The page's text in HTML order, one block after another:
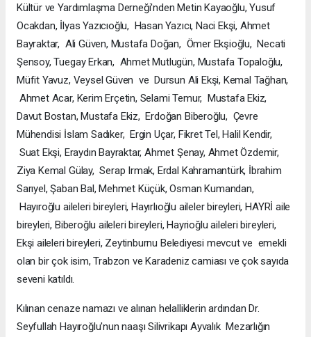
Kültür ve Yardımlaşma Derneği'nden Metin Kayaoğlu, Yusuf
Ocakdan, İlyas Yazıcıoğlu, Hasan Yazıcı, Naci Ekşi, Ahmet
Bayraktar, Ali Güven, Mustafa Doğan, Ömer Ekşioğlu, Necati
Şensoy, Tuegay Erkan, Ahmet Mutlugün, Mustafa Topaloğlu,
Müfit Yavuz, Veysel Güven ve Dursun Ali Ekşi, Kemal Tağhan,
Ahmet Acar, Kerim Erçetin, Selami Temur, Mustafa Ekiz,
Davut Bostan, Mustafa Ekiz, Erdoğan Biberoğlu, Çevre
Mühendisi İslam Sadıker, Ergin Uçar, Fikret Tel, Halil Kendir,
Suat Ekşi, Eraydın Bayraktar, Ahmet Şenay, Ahmet Özdemir,
Ziya Kemal Gülay, Serap Irmak, Erdal Kahramantürk, İbrahim
Sarıyel, Şaban Bal, Mehmet Küçük, Osman Kumandan,
Hayıroğlu aileleri bireyleri, Hayırlıoğlu aileler bireyleri, HAYRİ aile
bireyleri, Biberoğlu aileleri bireyleri, Hayrioğlu aileleri bireyleri,
Ekşi aileleri bireyleri, Zeytinburnu Belediyesi mevcut ve emekli
olan bir çok isim, Trabzon ve Karadeniz camiası ve çok sayıda
seveni katıldı.
Kılınan cenaze namazı ve alınan helalliklerin ardından Dr.
Seyfullah Hayıroğlu'nun naaşı Silivrikapı Ayvalık Mezarlığın